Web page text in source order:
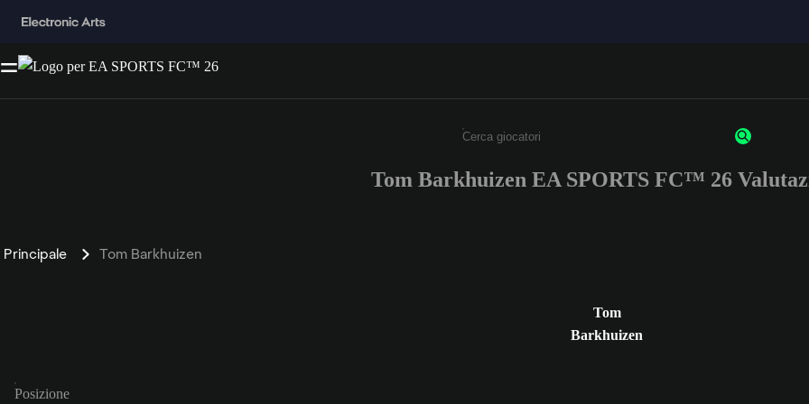
Inserisci un minimo di 3 caratteri o numeri.
Tom Barkhuizen EA SPORTS FC™ 26
Principale Tom Barkhuizen
Tom
Barkhuizen
Posizione